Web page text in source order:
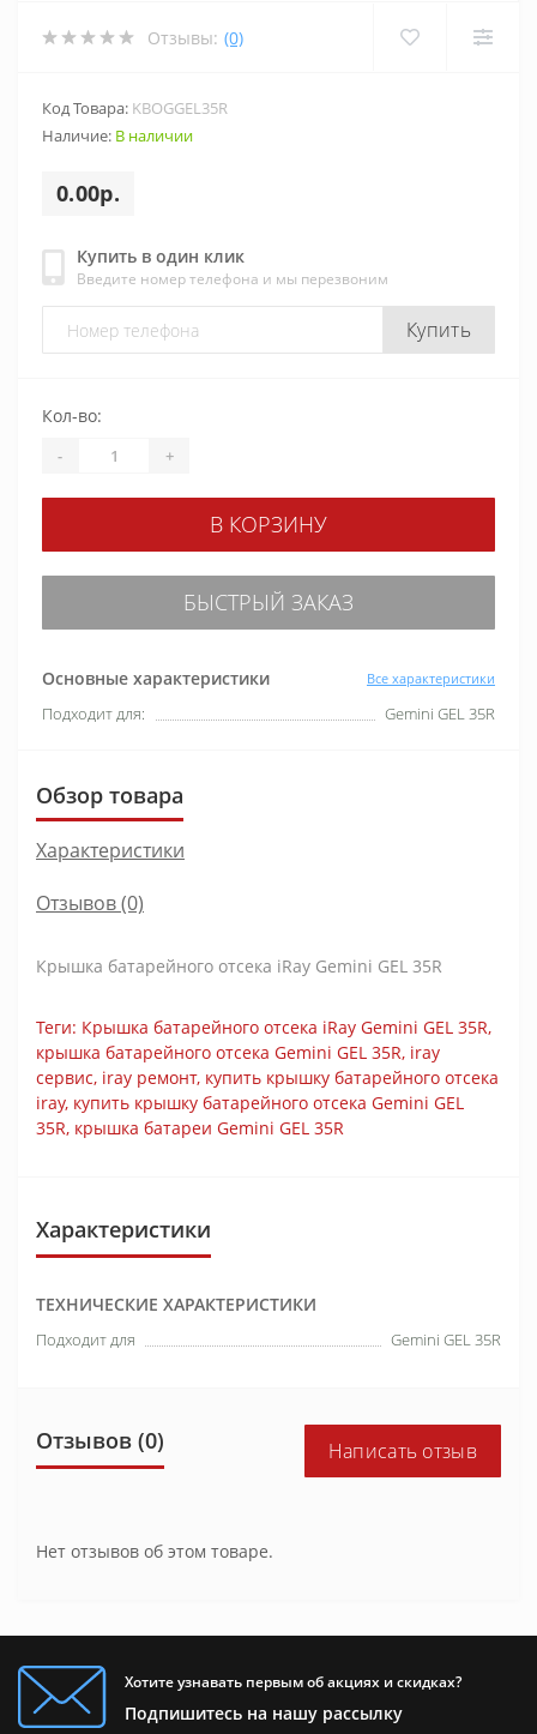
Отзывы: (0)
Код Товара: KBOGGEL35R
Наличие: В наличии
0.00р.
Купить в один клик
Введите номер телефона и мы перезвоним
Купить
Основные характеристики Все характеристики
Подходит для: Gemini GEL 35R
Кол-во:
- +
В КОРЗИНУ
БЫСТРЫЙ ЗАКАЗ
Обзор товара
Характеристики
Отзывов (0)
Крышка батарейного отсека iRay Gemini GEL 35R
Теги: Крышка батарейного отсека iRay Gemini GEL 35R,
крышка батарейного отсека Gemini GEL 35R, iray
сервис, iray ремонт, купить крышку батарейного отсека
iray, купить крышку батарейного отсека Gemini GEL
35R, крышка батареи Gemini GEL 35R
Характеристики
ТЕХНИЧЕСКИЕ ХАРАКТЕРИСТИКИ
Подходит для Gemini GEL 35R
Отзывов (0) Написать отзыв
Нет отзывов об этом товаре.
Хотите узнавать первым об акциях и скидках?
Подпишитесь на нашу рассылку